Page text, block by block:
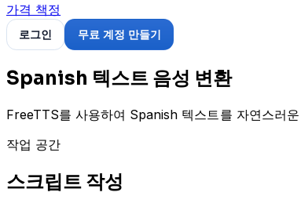
가격 책정
로그인 무료 계정 만들기
Spanish 텍스트 음성 변환
FreeTTS를 사용하여 Spanish 텍스트를 자연스러
작업 공간
스크립트 작성